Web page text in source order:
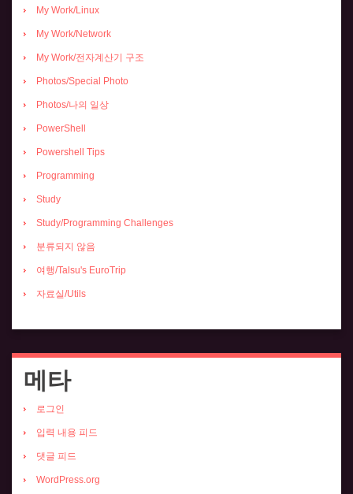
My Work/Linux
My Work/Network
My Work/전자계산기 구조
Photos/Special Photo
Photos/나의 일상
PowerShell
Powershell Tips
Programming
Study
Study/Programming Challenges
분류되지 않음
여행/Talsu's EuroTrip
자료실/Utils
메타
로그인
입력 내용 피드
댓글 피드
WordPress.org